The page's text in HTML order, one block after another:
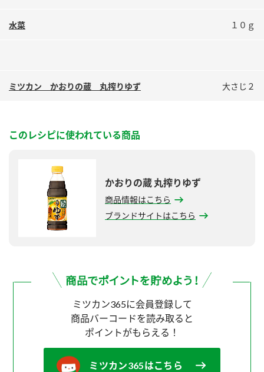
業務用サイト 製造所固有記号一覧
水菜 １０ｇ
ミツカン かおりの蔵 丸搾りゆず 大さじ２
このレシピに使われている商品
かおりの蔵 丸搾りゆず
商品情報はこちら
ブランドサイトはこちら
ミツカン365に会員登録して
商品バーコードを読み取ると
ポイントがもらえる！
ミツカン365はこちら